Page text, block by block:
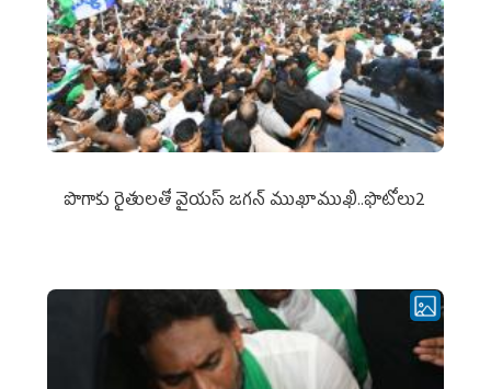
పొగాకు రైతుల‌తో వైయ‌స్ జ‌గ‌న్ ముఖాముఖి..ఫొటోలు2